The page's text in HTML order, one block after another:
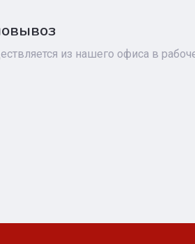
из нашего офиса в